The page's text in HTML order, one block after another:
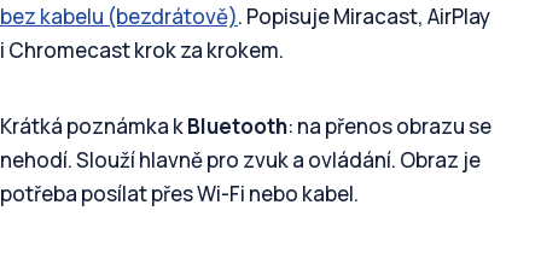
bez kabelu (bezdrátově). Popisuje Miracast, AirPlay
i Chromecast krok za krokem.
Krátká poznámka kBluetooth: na přenos obrazu se
nehodí. Slouží hlavně pro zvuk a ovládání. Obraz je
potřeba posílat přes Wi-Fi nebo kabel.